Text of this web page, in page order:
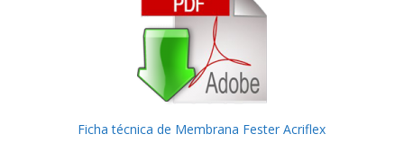
Ficha técnica de Membrana Fester Acriflex